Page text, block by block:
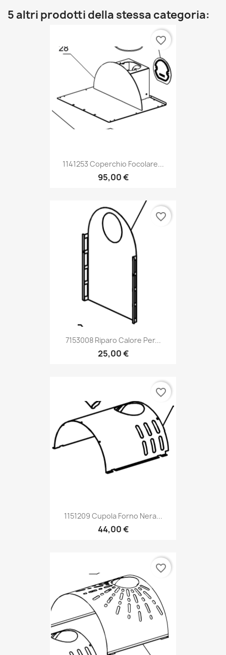
5 altri prodotti della stessa categoria:
1141253 Coperchio Focolare...
95,00 €
favorite_border
7153008 Riparo Calore Per...
25,00 €
favorite_border
1151209 Cupola Forno Nera...
44,00 €
favorite_border
favorite_border